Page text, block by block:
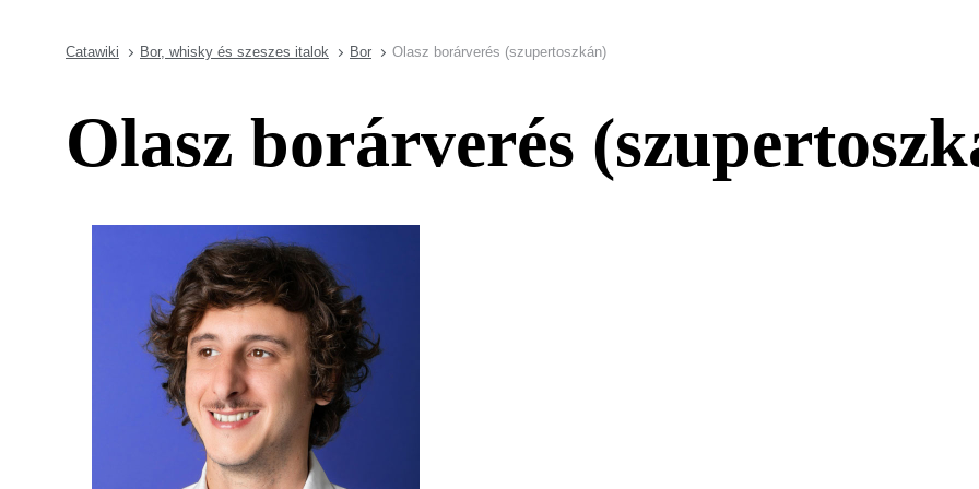
Catawiki Bor, whisky és szeszes italok Bor Olasz borárverés (szupertoszkán)
Olasz borárverés